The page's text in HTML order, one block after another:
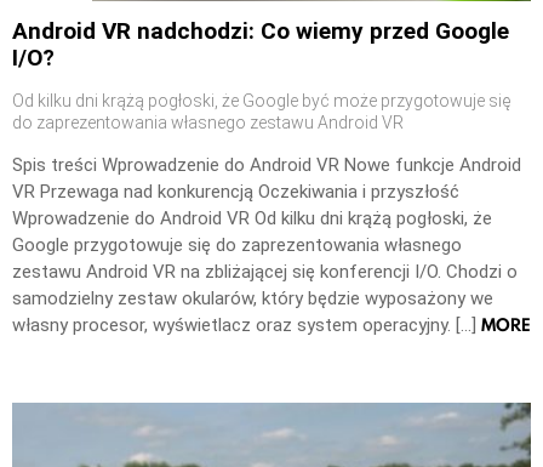
Android VR nadchodzi: Co wiemy przed Google
I/O?
Od kilku dni krążą pogłoski, że Google być może przygotowuje się
do zaprezentowania własnego zestawu Android VR
Spis treści Wprowadzenie do Android VR Nowe funkcje Android
VR Przewaga nad konkurencją Oczekiwania i przyszłość
Wprowadzenie do Android VR Od kilku dni krążą pogłoski, że
Google przygotowuje się do zaprezentowania własnego
zestawu Android VR na zbliżającej się konferencji I/O. Chodzi o
samodzielny zestaw okularów, który będzie wyposażony we
własny procesor, wyświetlacz oraz system operacyjny. […] MORE